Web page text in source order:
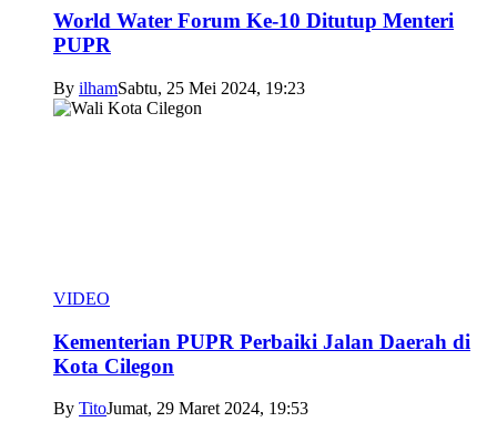
World Water Forum Ke-10 Ditutup Menteri
PUPR
By ilhamSabtu, 25 Mei 2024, 19:23
VIDEO
Kementerian PUPR Perbaiki Jalan Daerah di
Kota Cilegon
By TitoJumat, 29 Maret 2024, 19:53